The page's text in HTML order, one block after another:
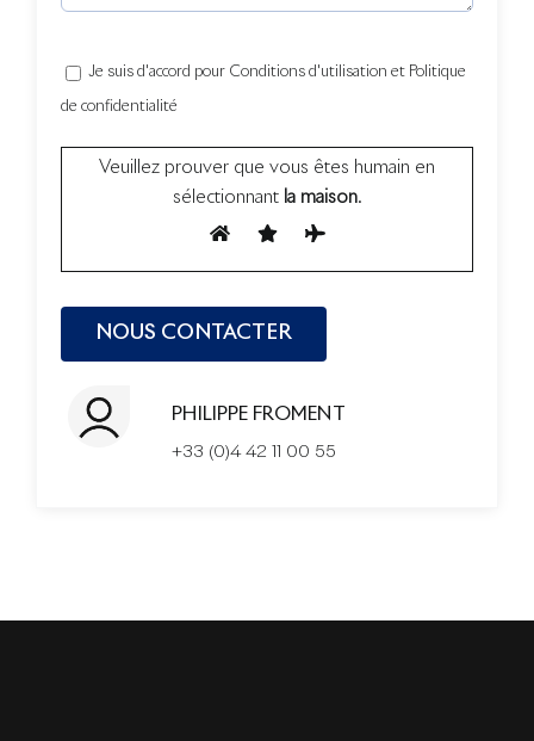
Je suis d'accord pour Conditions d'utilisation et Politique
de confidentialité
Veuillez prouver que vous êtes humain en
sélectionnantla maison.
PHILIPPE FROMENT
+33 (0)4 42 11 00 55